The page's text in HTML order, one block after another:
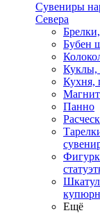
Сувениры
Севера
Бубен
Куклы,
Кухня,
Панно
Ещё